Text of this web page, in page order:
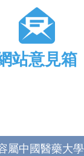
站意見箱
屬中國醫藥大